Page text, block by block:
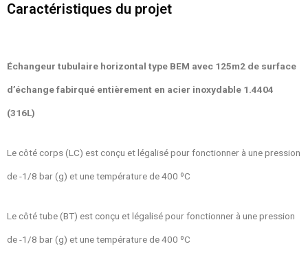
Caractéristiques du projet
Échangeur tubulaire horizontal type BEM avec 125m2 de surface
d’échange fabirqué entièrement en acier inoxydable 1.4404
(316L)
Le côté corps (LC) est conçu et légalisé pour fonctionner à une pression
de -1/8 bar (g) et une température de 400 ºC
Le côté tube (BT) est conçu et légalisé pour fonctionner à une pression
de -1/8 bar (g) et une température de 400 ºC